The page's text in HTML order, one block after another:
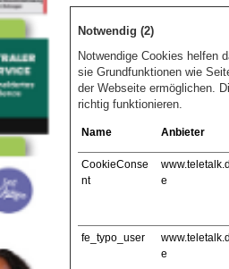
Notwendig (2)
Notwendige Cookies helfen
sie Grundfunktionen wie
der Webseite ermöglichen.
richtig funktionieren.
Name Anbieter
CookieConse
nt
e
fe_typo_user
e